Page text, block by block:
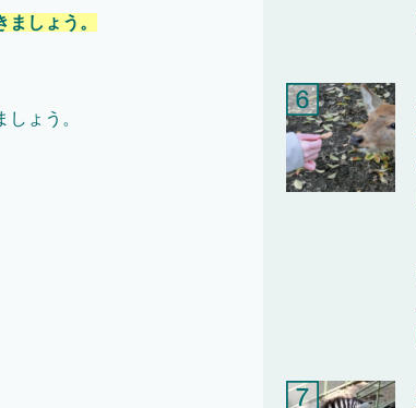
しょう。
ょう。